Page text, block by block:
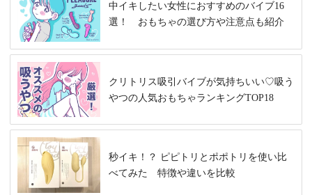
中イキしたい女性におすすめのバイブ16
選！ おもちゃの選び方や注意点も紹介
クリトリス吸引バイブが気持ちいい♡吸う
やつの人気おもちゃランキングTOP18
秒イキ！？ ピピトリとポポトリを使い比
べてみた 特徴や違いを比較